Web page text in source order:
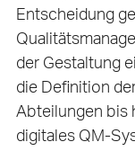
Entscheidung
der Gestaltung
die Definition
Abteilungen bis
digitales QM-